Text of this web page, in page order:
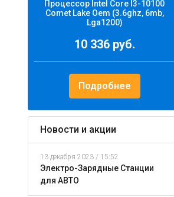
Процессор Intel Core I3-10100
Comet Lake Oem (3.6ghz, 6mb,
Lga1200)
10 336 руб.
Подробнее
Новости и акции
13 декабря 2023 / 15:52
Электро-Зарядные Станции
для АВТО